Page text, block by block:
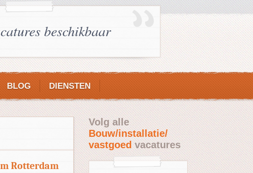
beschikbaar
BLOG DIENSTEN
Rotterdam
Volg alle
Bouw/installatie/
vastgoedvacatures